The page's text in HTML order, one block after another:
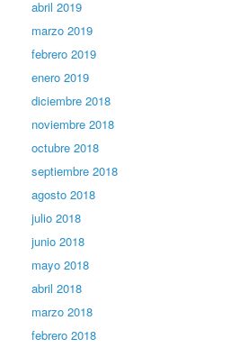
abril 2019
marzo 2019
febrero 2019
enero 2019
diciembre 2018
noviembre 2018
octubre 2018
septiembre 2018
agosto 2018
julio 2018
junio 2018
mayo 2018
abril 2018
marzo 2018
febrero 2018